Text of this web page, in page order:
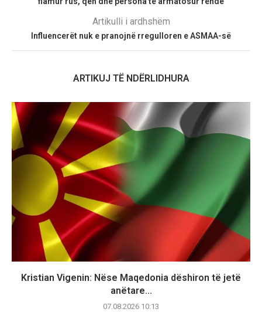
Artikulli i ardhshëm
Influencerët nuk e pranojnë rregulloren e ASMAA-së
ARTIKUJ TË NDËRLIDHURA
Kristian Vigenin: Nëse Maqedonia dëshiron të jetë
anëtare...
07.08.2026 10:13